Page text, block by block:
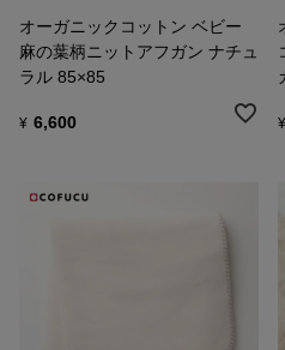
オーガニックコットン ベビー
麻の葉柄ニットアフガン ナチュ
ラル 85×85
¥ 6,600 ¥